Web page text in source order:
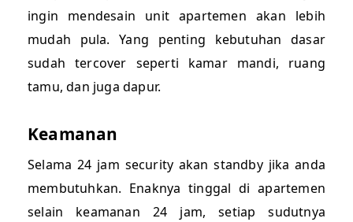
ingin mendesain unit apartemen akan lebih
mudah pula. Yang penting kebutuhan dasar
sudah tercover seperti kamar mandi, ruang
tamu, dan juga dapur.
Keamanan
Selama 24 jam security akan standby jika anda
membutuhkan. Enaknya tinggal di apartemen
selain keamanan 24 jam, setiap sudutnya